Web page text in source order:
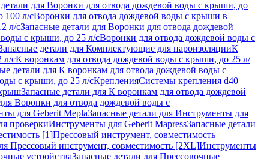
для Воронки для отвода дождевой воды с крыши, до
100 л/сВоронки для отвода дождевой воды с крыши в
л/сЗапасные детали для Воронки для отвода дождевой
с крыши, до 25 л/сВоронки для отвода дождевой воды с
детали для Комплектующие для пароизоляцииК
л/сК воронкам для отвода дождевой воды с крыши, до 25 л/
детали для К воронкам для отвода дождевой воды с
с крыши, до 25 л/сКрепленияСистемы крепления d40–
Запасные детали для К воронкам для отвода дождевой
Воронки для отвода дождевой воды с
для Geberit MeplaЗапасные детали для Инструменты для
проверкиИнструменты для Geberit MapressЗапасные детали
[1]Прессовый инструмент, совместимость
Прессовый инструмент, совместимость [2XL]Инструменты
устройстваЗапасные детали для Прессовочные